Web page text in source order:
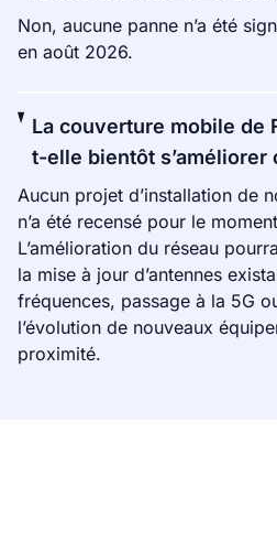
Non, aucune panne n’a été
en août 2026.
La couverture mobile de
t-elle bientôt s’améliorer
Aucun projet d’installation de
n’a été recensé pour le
L’amélioration du réseau
la mise à jour d’antennes
fréquences, passage à la 5G
l’évolution de nouveaux
proximité.